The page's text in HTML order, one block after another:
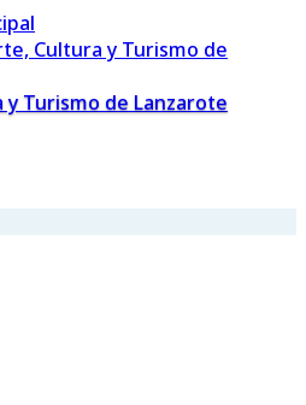
Turismo de Lanzarote